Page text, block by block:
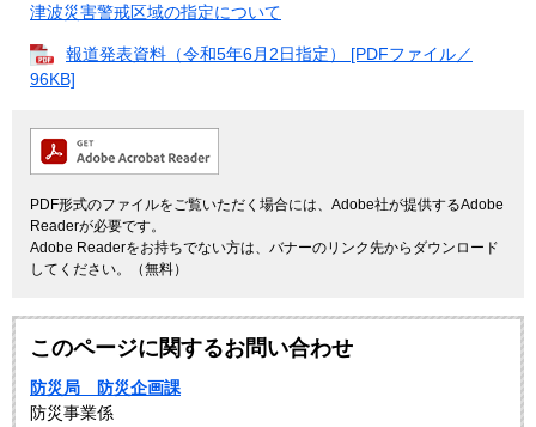
津波災害警戒区域の指定について
報道発表資料（令和5年6月2日指定） [PDFファイル／
96KB]
PDF形式のファイルをご覧いただく場合には、Adobe社が提供するAdobe
Readerが必要です。
Adobe Readerをお持ちでない方は、バナーのリンク先からダウンロード
してください。（無料）
このページに関するお問い合わせ
防災局 防災企画課
防災事業係